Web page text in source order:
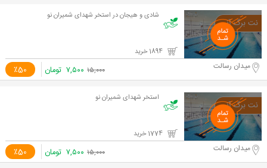
شادی و هیجان در استخر شهدای شمیران نو
٪50 میدان رسالت ۱۵,۰۰۰ ۷,۵۰۰ تومان
استخر شهدای شمیران نو
٪50 میدان رسالت ۱۵,۰۰۰ ۷,۵۰۰ تومان